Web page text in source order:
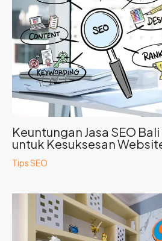
Keuntungan Jasa SEO
untuk Kesuksesan
Tips SEO